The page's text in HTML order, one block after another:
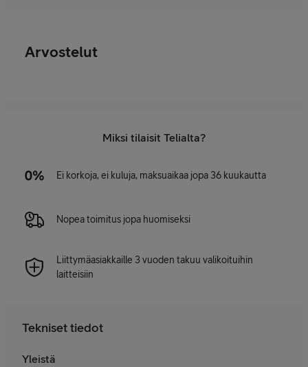
Arvostelut
Miksi tilaisit Telialta?
Ei korkoja, ei kuluja, maksuaikaa jopa 36 kuukautta
Nopea toimitus jopa huomiseksi
Liittymäasiakkaille 3 vuoden takuu valikoituihin
laitteisiin
Tekniset tiedot
Yleistä